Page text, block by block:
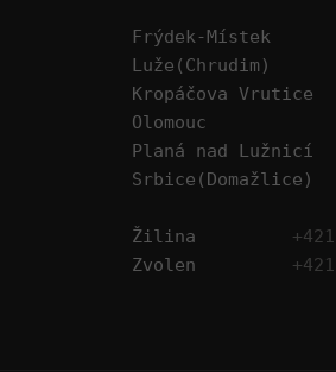
Frýdek-Místek
Luže(Chrudim)
Kropáčova Vrutice
Olomouc
Planá nad Lužnicí
Srbice(Domažlice)
Žilina
Zvolen